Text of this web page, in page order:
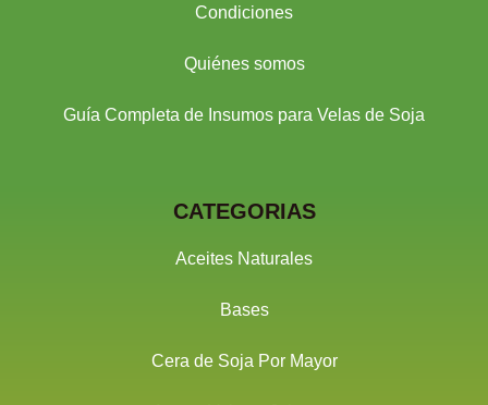
Condiciones
Quiénes somos
Guía Completa de Insumos para Velas de Soja
CATEGORIAS
Aceites Naturales
Bases
Cera de Soja Por Mayor